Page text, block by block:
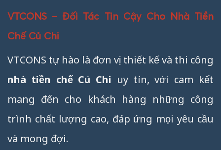
VTCONS – Đối Tác Tin Cậy Cho Nhà Tiền
Chế Củ Chi
VTCONS tự hào là đơn vị thiết kế và thi công
nhà tiền chế Củ Chi uy tín, với cam kết
mang đến cho khách hàng những công
trình chất lượng cao, đáp ứng mọi yêu cầu
và mong đợi.